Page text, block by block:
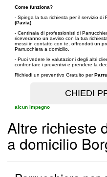
Come funziona?
- Spiega la tua richiesta per il servizio di
(Pavia)
- Centinaia di professionisti di
riceveranno un avviso con la tua
messi in contatto con te, offrendoti un
Parrucchiera a domicilio.
- Puoi vedere le valutazioni degli altri
confrontare i preventivi e prendere la
Richiedi un preventivo Gratuito per
alcun impegno
Altre richieste
a domicilio